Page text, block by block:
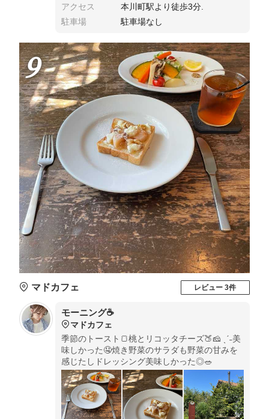
アクセス
本川町駅より徒歩3分.
駐車場
駐車場なし
9
マドカフェ レビュー 3件
モーニング☕️
マドカフェ
季節のトースト🍞桃とリコッタチーズ🍑🧀 ˎˊ˗美
味しかった🤤焼き野菜のサラダも野菜の甘みを
感じたしドレッシング美味しかった◎🥗